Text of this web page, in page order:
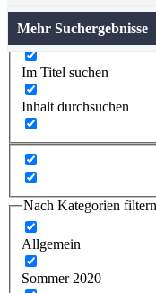
Mehr Suchergebnisse
Nur exakte
Im Titel suchen
Inhalt durchsuchen
Nach Kategorien filtern
Allgemein
Sommer 2020